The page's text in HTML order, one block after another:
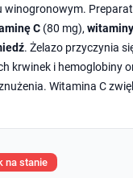
winogronowym.
C (80 mg),
. Żelazo przyczynia
krwinek i hemoglobiny
Witamina C
na stanie